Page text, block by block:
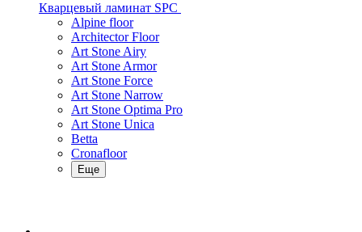
Кварцевый ламинат SPC
Alpine floor
Architector Floor
Art Stone Airy
Art Stone Armor
Art Stone Force
Art Stone Narrow
Art Stone Optima Pro
Art Stone Unica
Betta
Cronafloor
Еще